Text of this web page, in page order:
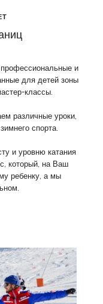
и
для детей зоны
классы.
различные уроки,
спорта.
и уровню катания
который, на Ваш
ребенку, а мы